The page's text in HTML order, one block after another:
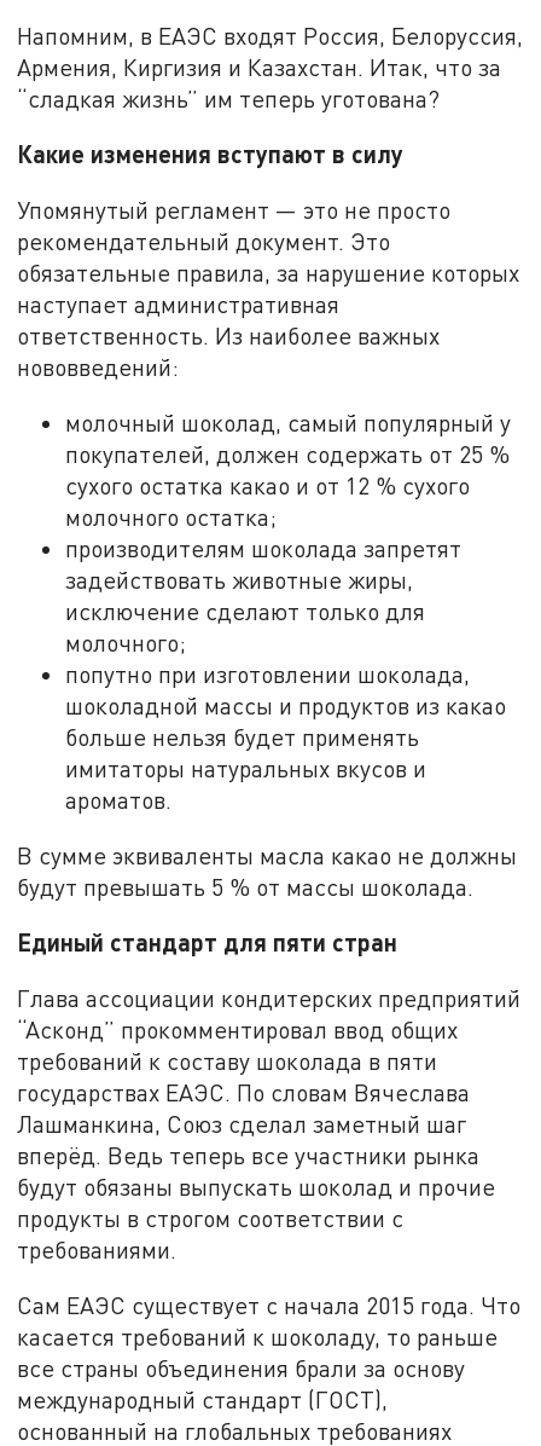
Напомним, в ЕАЭС входят Россия, Белоруссия,
Армения, Киргизия и Казахстан. Итак, что за
“сладкая жизнь” им теперь уготована?
Какие изменения вступают в силу
Упомянутый регламент — это не просто
рекомендательный документ. Это
обязательные правила, за нарушение которых
наступает административная
ответственность. Из наиболее важных
нововведений:
молочный шоколад, самый популярный у
покупателей, должен содержать от 25 %
сухого остатка какао и от 12 % сухого
молочного остатка;
производителям шоколада запретят
задействовать животные жиры,
исключение сделают только для
молочного;
попутно при изготовлении шоколада,
шоколадной массы и продуктов из какао
больше нельзя будет применять
имитаторы натуральных вкусов и
ароматов.
В сумме эквиваленты масла какао не должны
будут превышать 5 % от массы шоколада.
Единый стандарт для пяти стран
Глава ассоциации кондитерских предприятий
“Асконд” прокомментировал ввод общих
требований к составу шоколада в пяти
государствах ЕАЭС. По словам Вячеслава
Лашманкина, Союз сделал заметный шаг
вперёд. Ведь теперь все участники рынка
будут обязаны выпускать шоколад и прочие
продукты в строгом соответствии с
требованиями.
Сам ЕАЭС существует с начала 2015 года. Что
касается требований к шоколаду, то раньше
все страны объединения брали за основу
международный стандарт (ГОСТ),
основанный на глобальных требованиях